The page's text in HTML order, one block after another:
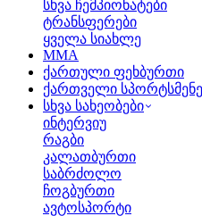
სხვა ჩემპიონატები
ტრანსფერები
ყველა სიახლე
MMA
ქართული ფეხბურთი
ქართველი
სხვა სახეობები
ინტერვიუ
რაგბი
კალათბურთი
საბრძოლო
ჩოგბურთი
ავტოსპორტი